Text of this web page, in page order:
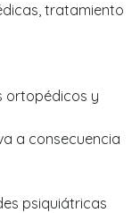
tratamiento
ortopédicos y
a consecuencia
psiquiátricas